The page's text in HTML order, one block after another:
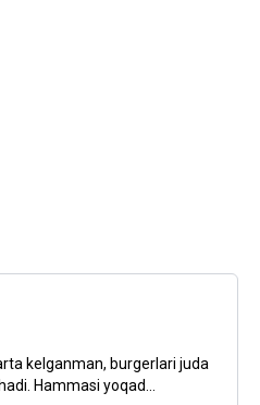
kelganman, burgerlari juda
Hammasi yoqad...